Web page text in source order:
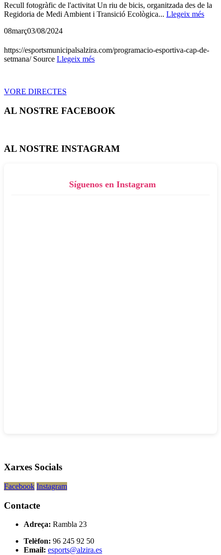
Recull fotogràfic de l'activitat Un riu de bicis, organitzada des de la
Regidoria de Medi Ambient i Transició Ecològica... Llegeix més
08març03/08/2024
https://esportsmunicipalsalzira.com/programacio-esportiva-cap-de-
setmana/ Source Llegeix més
VORE DIRECTES
AL NOSTRE FACEBOOK
AL NOSTRE INSTAGRAM
Síguenos en Instagram
Xarxes Socials
Facebook Instagram
Contacte
Adreça: Rambla 23
Telèfon: 96 245 92 50
Email: esports@alzira.es